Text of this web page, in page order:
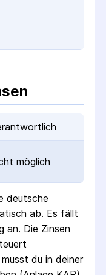
möglich
deutsche
ab. Es fällt
an. Die Zinsen
du in deiner